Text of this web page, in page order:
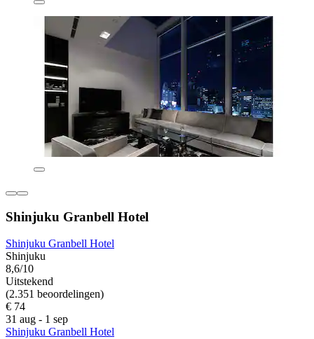
Shinjuku Granbell Hotel
Shinjuku Granbell Hotel
Shinjuku
8,6/10
Uitstekend
(2.351 beoordelingen)
€ 74
31 aug - 1 sep
Shinjuku Granbell Hotel